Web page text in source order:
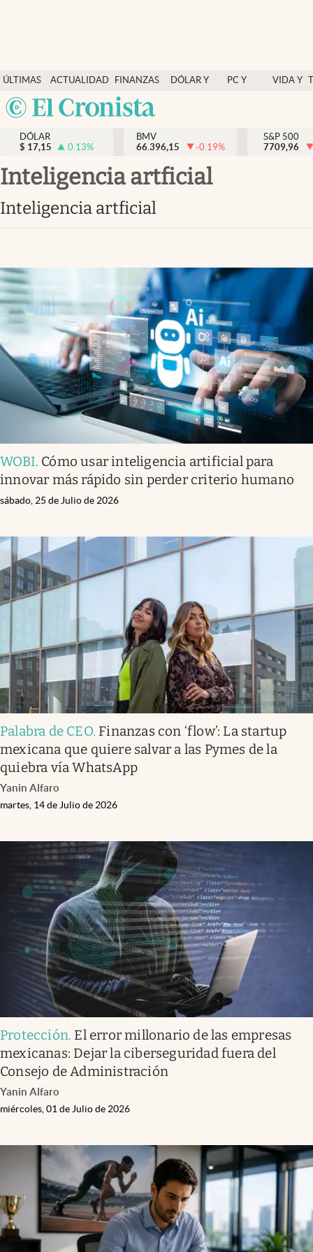
ÚLTIMAS
NOTICIAS
ACTUALIDAD
FINANZAS
Y
ECONOMÍA
DÓLAR Y
PC Y
VIDA Y
México
Actualidad
Finanzas y economía
Dólar y mercados
Opinión
Brand Strategy
Vida y estilo
Tv
Clima
Espiritualidad
Mediakit
abre en nueva pestaña
México
DÓLAR
$ 17,15 0.13%
BMV
66.396,15
-0.19%
S&P 500
7709,96
inteligencia artficial
inteligencia artficial
WOBI. Cómo usar inteligencia artificial para
innovar más rápido sin perder criterio humano
sábado, 25 de Julio de 2026
Palabra de CEO. Finanzas con ‘flow’: La startup
mexicana que quiere salvar a las Pymes de la
quiebra vía WhatsApp
Yanin Alfaro
martes, 14 de Julio de 2026
Protección. El error millonario de las empresas
mexicanas: Dejar la ciberseguridad fuera del
Consejo de Administración
Yanin Alfaro
miércoles, 01 de Julio de 2026